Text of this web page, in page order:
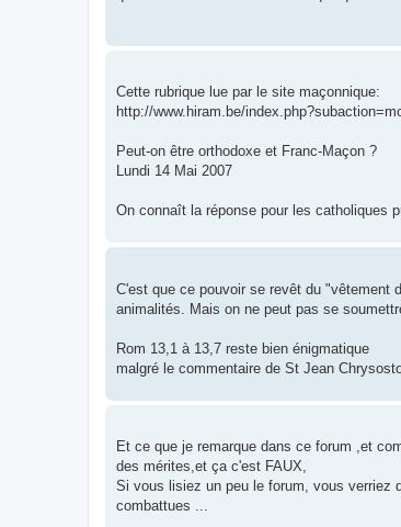
Cette rubrique lue par le site maçonnique:
http://www.hiram.be/
Peut-on être orthodoxe et Franc-Maçon ?
Lundi 14 Mai 2007
On connaît la réponse pour les catholiques
C'est que ce pouvoir se revêt du "vêtement
animalités. Mais on ne peut pas se
Rom 13,1 à 13,7 reste bien énigmatique
malgré le commentaire de St Jean
Et ce que je remarque dans ce forum ,et
des mérites,et ça c'est FAUX,
Si vous lisiez un peu le forum, vous verriez
combattues ...